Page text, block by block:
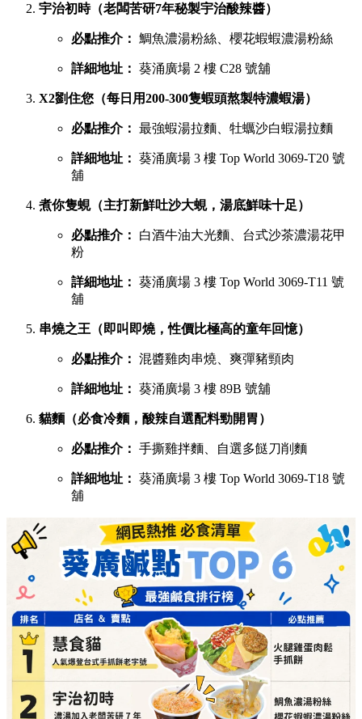
宇治初時（老闆苦研7年秘製宇治酸辣醬）
必點推介： 鯛魚濃湯粉絲、櫻花蝦蝦濃湯粉絲
詳細地址： 葵涌廣場 2 樓 C28 號舖
X2劉住您（每日用200-300隻蝦頭熬製特濃蝦湯）
必點推介： 最強蝦湯拉麵、牡蠣沙白蝦湯拉麵
詳細地址： 葵涌廣場 3 樓 Top World 3069-T20 號
舖
煮你隻蜆（主打新鮮吐沙大蜆，湯底鮮味十足）
必點推介：
白酒牛油大光麵、台式沙茶濃湯花甲
粉
詳細地址： 葵涌廣場 3 樓 Top World 3069-T11 號
舖
串燒之王（即叫即燒，性價比極高的童年回憶）
必點推介： 混醬雞肉串燒、爽彈豬頸肉
詳細地址： 葵涌廣場 3 樓 89B 號舖
貓麵（必食冷麵，酸辣自選配料勁開胃）
必點推介： 手撕雞拌麵、自選多餸刀削麵
詳細地址： 葵涌廣場 3 樓 Top World 3069-T18 號
舖